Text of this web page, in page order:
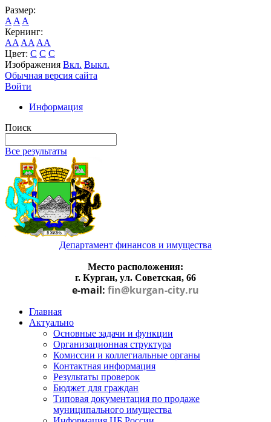
Размер:
A A A
Кернинг:
AA AA AA
Цвет: C C C
Изображения Вкл. Выкл.
Обычная версия сайта
Войти
Информация
Поиск
Все результаты
Департамент финансов и имущества
Место расположения:
г. Курган, ул. Советская, 66
e-mail: fin@kurgan-city.ru
Главная
Актуально
Основные задачи и функции
Организационная структура
Комиссии и коллегиальные органы
Контактная информация
Результаты проверок
Бюджет для граждан
Типовая документация по продаже
муниципального имущества